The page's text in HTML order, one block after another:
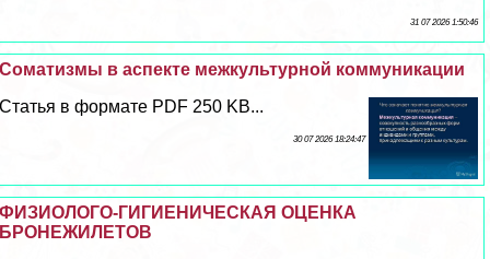
31 07 2026 1:50:46
Соматизмы в аспекте межкультурной коммуникации
Статья в формате PDF 250 KB...
30 07 2026 18:24:47
ФИЗИОЛОГО-ГИГИЕНИЧЕСКАЯ ОЦЕНКА
БРОНЕЖИЛЕТОВ